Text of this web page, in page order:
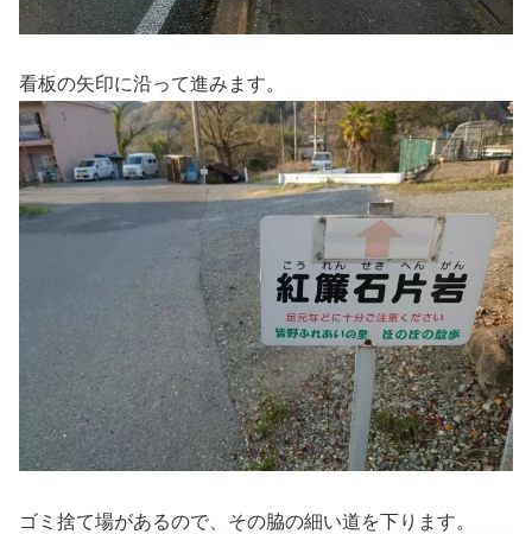
看板の矢印に沿って進みます。
ゴミ捨て場があるので、その脇の細い道を下ります。